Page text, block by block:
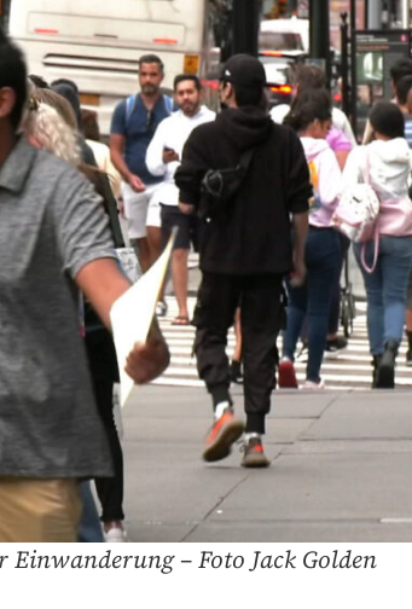
Einwanderung – Foto Jack Golden